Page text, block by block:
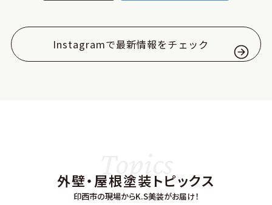
Instagramで最新情報をチェック
外壁・屋根塗装トピックス
印西市の現場からK.S美装がお届け！